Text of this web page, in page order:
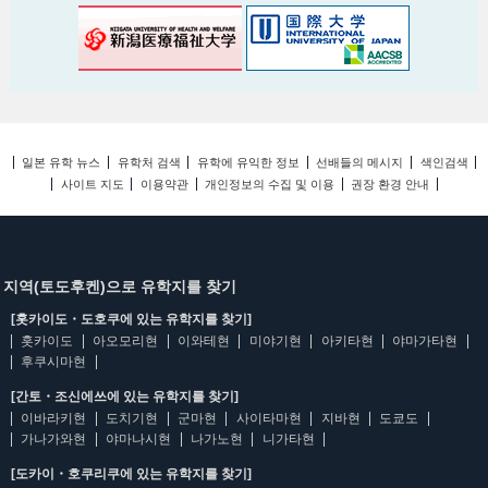
일본 유학 뉴스 유학처 검색 유학에 유익한 정보 선배들의 메시지
색인검색
사이트 지도
이용약관 개인정보의 수집 및 이용 권장 환경 안내
지역(토도후켄)으로 유학지를 찾기
[홋카이도・도호쿠에 있는 유학지를 찾기]
홋카이도
아오모리현 이와테현 미야기현 아키타현
야마가타현
후쿠시마현
[간토・조신에쓰에 있는 유학지를 찾기]
이바라키현
도치기현 군마현 사이타마현 지바현
도쿄도
가나가와현
야마나시현 나가노현 니가타현
[도카이・호쿠리쿠에 있는 유학지를 찾기]